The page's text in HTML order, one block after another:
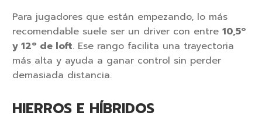
Para jugadores que están empezando, lo más
recomendable suele ser un driver con entre 10,5º
y 12º de loft. Ese rango facilita una trayectoria
más alta y ayuda a ganar control sin perder
demasiada distancia.
HIERROS E HÍBRIDOS